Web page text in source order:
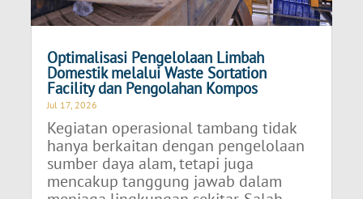
Optimalisasi Pengelolaan Limbah
Domestik melalui Waste Sortation
Facility dan Pengolahan Kompos
Jul 17, 2026
Kegiatan operasional tambang tidak
hanya berkaitan dengan pengelolaan
sumber daya alam, tetapi juga
mencakup tanggung jawab dalam